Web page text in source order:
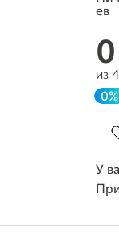
из
0%
У